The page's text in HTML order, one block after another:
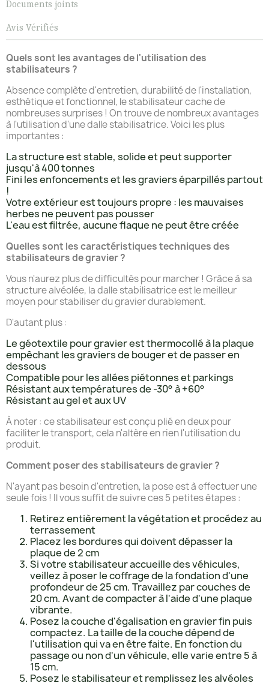
Documents joints
Avis Vérifiés
Quels sont les avantages de l'utilisation des
stabilisateurs ?
Absence complète d'entretien, durabilité de l'installation,
esthétique et fonctionnel, le stabilisateur cache de
nombreuses surprises ! On trouve de nombreux avantages
à l'utilisation d'une dalle stabilisatrice. Voici les plus
importantes :
La structure est stable, solide et peut supporter
jusqu'à 400 tonnes
Fini les enfoncements et les graviers éparpillés partout
!
Votre extérieur est toujours propre : les mauvaises
herbes ne peuvent pas pousser
L'eau est filtrée, aucune flaque ne peut être créée
Quelles sont les caractéristiques techniques des
stabilisateurs de gravier ?
Vous n'aurez plus de difficultés pour marcher ! Grâce à sa
structure alvéolée, la dalle stabilisatrice est le meilleur
moyen pour stabiliser du gravier durablement.
D'autant plus :
Le géotextile pour gravier est thermocollé à la plaque
empêchant les graviers de bouger et de passer en
dessous
Compatible pour les allées piétonnes et parkings
Résistant aux températures de -30° à +60°
Résistant au gel et aux UV
À noter : ce stabilisateur est conçu plié en deux pour
faciliter le transport, cela n'altère en rien l'utilisation du
produit.
Comment poser des stabilisateurs de gravier ?
N'ayant pas besoin d'entretien, la pose est à effectuer une
seule fois ! Il vous suffit de suivre ces 5 petites étapes :
Retirez entièrement la végétation et procédez au
terrassement
Placez les bordures qui doivent dépasser la
plaque de 2 cm
Si votre stabilisateur accueille des véhicules,
veillez à poser le coffrage de la fondation d'une
profondeur de 25 cm. Travaillez par couches de
20 cm. Avant de compacter à l'aide d'une plaque
vibrante.
Posez la couche d'égalisation en gravier fin puis
compactez. La taille de la couche dépend de
l'utilisation qui va en être faite. En fonction du
passage ou non d'un véhicule, elle varie entre 5 à
15 cm.
Posez le stabilisateur et remplissez les alvéoles